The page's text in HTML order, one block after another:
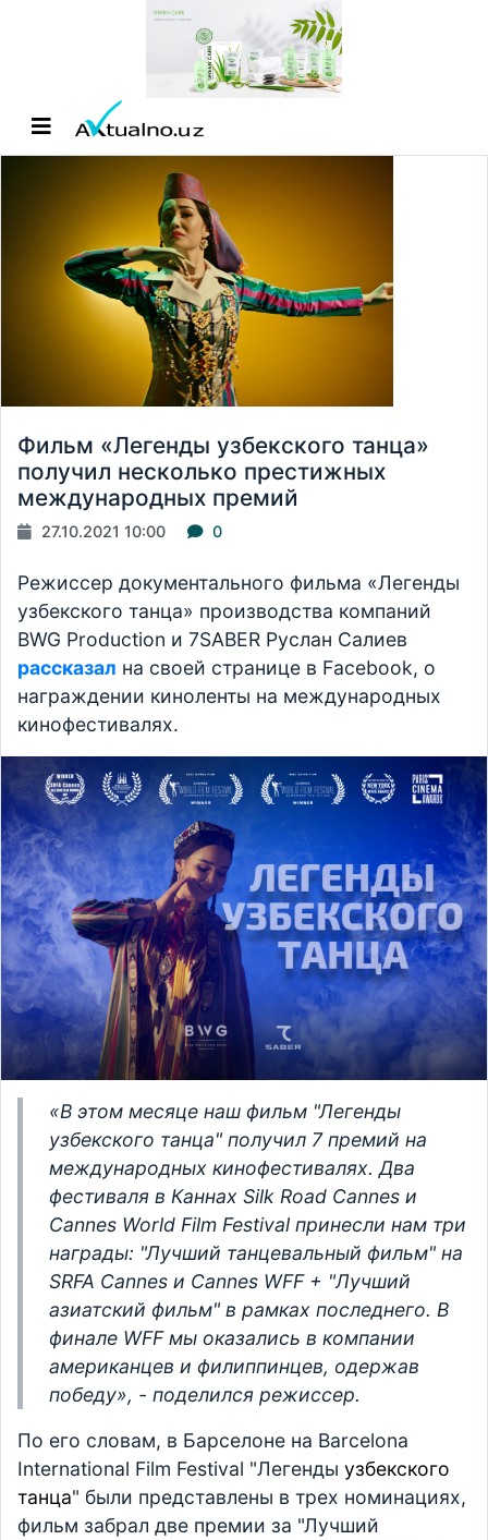
Фильм «Легенды узбекского танца»
получил несколько престижных
международных премий
27.10.2021 10:00 0
Режиссер документального фильма «Легенды
узбекского танца» производства компаний
BWG Production и 7SABER Руслан Салиев
рассказал на своей странице в Facebook, о
награждении киноленты на международных
кинофестивалях.
«В этом месяце наш фильм "Легенды
узбекского танца" получил 7 премий на
международных кинофестивалях. Два
фестиваля в Каннах Silk Road Cannes и
Cannes World Film Festival принесли нам три
награды: "Лучший танцевальный фильм" на
SRFA Cannes и Cannes WFF + "Лучший
азиатский фильм" в рамках последнего. В
финале WFF мы оказались в компании
американцев и филиппинцев, одержав
победу», - поделился режиссер.
По его словам, в Барселоне на Barcelona
International Film Festival "Легенды узбекского
танца" были представлены в трех номинациях,
фильм забрал две премии за "Лучший